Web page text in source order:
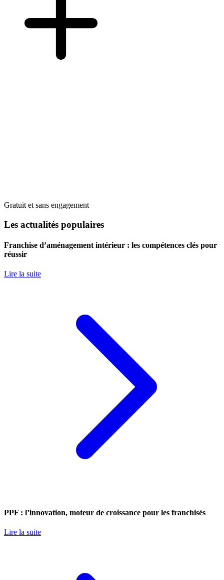
Gratuit et sans engagement
Les actualités populaires
Franchise d’aménagement intérieur : les compétences clés pour
réussir
Lire la suite
PPF : l’innovation, moteur de croissance pour les franchisés
Lire la suite